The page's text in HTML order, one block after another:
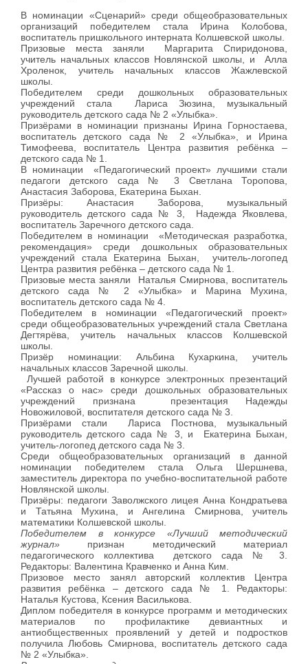
В номинации «Сценарий» среди общеобразовательных
организаций победителем стала Ирина Колобова,
воспитатель пришкольного интерната Колшевской школы.
Призовые места заняли Маргарита Спиридонова,
учитель начальных классов Новлянской школы, и Алла
Хроленок, учитель начальных классов Жажлевской
школы.
Победителем среди дошкольных образовательных
учреждений стала Лариса Зюзина, музыкальный
руководитель детского сада № 2 «Улыбка».
Призёрами в номинации признаны Ирина Горностаева,
воспитатель детского сада № 2 «Улыбка», и Ирина
Тимофеева, воспитатель Центра развития ребёнка –
детского сада № 1.
В номинации «Педагогический проект» лучшими стали
педагоги детского сада № 3 Светлана Торопова,
Анастасия Заборова, Екатерина Быхан.
Призёры: Анастасия Заборова, музыкальный
руководитель детского сада № 3, Надежда Яковлева,
воспитатель Заречного детского сада.
Победителем в номинации «Методическая разработка,
рекомендация» среди дошкольных образовательных
учреждений стала Екатерина Быхан, учитель-логопед
Центра развития ребёнка – детского сада № 1.
Призовые места заняли Наталья Смирнова, воспитатель
детского сада № 2 «Улыбка» и Марина Мухина,
воспитатель детского сада № 4.
Победителем в номинации «Педагогический проект»
среди общеобразовательных учреждений стала Светлана
Дегтярёва, учитель начальных классов Колшевской
школы.
Призёр номинации: Альбина Кухаркина, учитель
начальных классов Заречной школы.
Лучшей работой в конкурсе электронных презентаций
«Рассказ о нас» среди дошкольных образовательных
учреждений признана презентация Надежды
Новожиловой, воспитателя детского сада № 3.
Призёрами стали Лариса Постнова, музыкальный
руководитель детского сада № 3, и Екатерина Быхан,
учитель-логопед детского сада № 3.
Среди общеобразовательных организаций в данной
номинации победителем стала Ольга Шершнева,
заместитель директора по учебно-воспитательной работе
Новлянской школы.
Призёры: педагоги Заволжского лицея Анна Кондратьева
и Татьяна Мухина, и Ангелина Смирнова, учитель
математики Колшевской школы.
Победителем в конкурсе «Лучший методический
журнал» признан методический материал
педагогического коллектива детского сада № 3.
Редакторы: Валентина Кравченко и Анна Ким.
Призовое место занял авторский коллектив Центра
развития ребёнка – детского сада № 1. Редакторы:
Наталья Кустова, Ксения Василькова.
Диплом победителя в конкурсе программ и методических
материалов по профилактике девиантных и
антиобщественных проявлений у детей и подростков
получила Любовь Смирнова, воспитатель детского сада
№ 2 «Улыбка».